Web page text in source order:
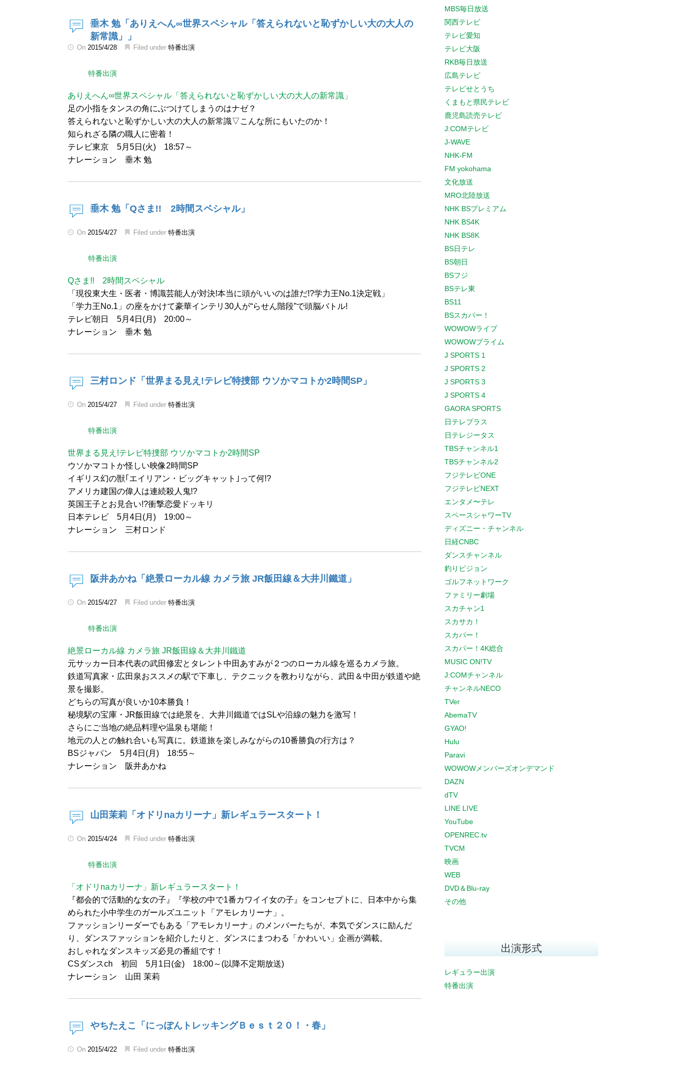
垂木 勉「ありえへん∞世界スペシャル「答えられないと恥ずかしい大の大人の
新常識」」
On 2015/4/28 Filed under 特番出演
特番出演
ありえへん∞世界スペシャル「答えられないと恥ずかしい大の大人の新常識」
足の小指をタンスの角にぶつけてしまうのはナゼ？
答えられないと恥ずかしい大の大人の新常識▽こんな所にもいたのか！
知られざる隣の職人に密着！
テレビ東京 5月5日(火) 18:57～
ナレーション 垂木 勉
垂木 勉「Qさま!! 2時間スペシャル」
On 2015/4/27 Filed under 特番出演
特番出演
Qさま!! 2時間スペシャル
「現役東大生・医者・博識芸能人が対決!本当に頭がいいのは誰だ!?学力王No.1決定戦」
「学力王No.1」の座をかけて豪華インテリ30人が“らせん階段”で頭脳バトル!
テレビ朝日 5月4日(月) 20:00～
ナレーション 垂木 勉
三村ロンド「世界まる見え!テレビ特捜部 ウソかマコトか2時間SP」
On 2015/4/27 Filed under 特番出演
特番出演
世界まる見え!テレビ特捜部 ウソかマコトか2時間SP
ウソかマコトか怪しい映像2時間SP
イギリス幻の獣｢エイリアン・ビッグキャット｣って何!?
アメリカ建国の偉人は連続殺人鬼!?
英国王子とお見合い!?衝撃恋愛ドッキリ
日本テレビ 5月4日(月) 19:00～
ナレーション 三村ロンド
阪井あかね「絶景ローカル線 カメラ旅 JR飯田線＆大井川鐵道」
On 2015/4/27 Filed under 特番出演
特番出演
絶景ローカル線 カメラ旅 JR飯田線＆大井川鐵道
元サッカー日本代表の武田修宏とタレント中田あすみが２つのローカル線を巡るカメラ旅。
鉄道写真家・広田泉おススメの駅で下車し、テクニックを教わりながら、武田＆中田が鉄道や絶
景を撮影。
どちらの写真が良いか10本勝負！
秘境駅の宝庫・JR飯田線では絶景を、大井川鐵道ではSLや沿線の魅力を激写！
さらにご当地の絶品料理や温泉も堪能！
地元の人との触れ合いも写真に。鉄道旅を楽しみながらの10番勝負の行方は？
BSジャパン 5月4日(月) 18:55～
ナレーション 阪井あかね
山田茉莉「オドリnaカリーナ」新レギュラースタート！
On 2015/4/24 Filed under 特番出演
特番出演
「オドリnaカリーナ」新レギュラースタート！
『都会的で活動的な女の子』『学校の中で1番カワイイ女の子』をコンセプトに、日本中から集
められた小中学生のガールズユニット「アモレカリーナ」。
ファッションリーダーでもある「アモレカリーナ」のメンバーたちが、本気でダンスに励んだ
り、ダンスファッションを紹介したりと、ダンスにまつわる「かわいい」企画が満載。
おしゃれなダンスキッズ必見の番組です！
CSダンスch 初回 5月1日(金) 18:00～(以降不定期放送)
ナレーション 山田 茉莉
やちたえこ「にっぽんトレッキングＢｅｓｔ２０！・春」
On 2015/4/22 Filed under 特番出演
MBS毎日放送
関西テレビ
テレビ愛知
テレビ大阪
RKB毎日放送
広島テレビ
テレビせとうち
くまもと県民テレビ
鹿児島読売テレビ
J:COMテレビ
J-WAVE
NHK-FM
FM yokohama
文化放送
MRO北陸放送
NHK BSプレミアム
NHK BS4K
NHK BS8K
BS日テレ
BS朝日
BSフジ
BSテレ東
BS11
BSスカパー！
WOWOWライブ
WOWOWプライム
J SPORTS 1
J SPORTS 2
J SPORTS 3
J SPORTS 4
GAORA SPORTS
日テレプラス
日テレジータス
TBSチャンネル1
TBSチャンネル2
フジテレビONE
フジテレビNEXT
エンタメ〜テレ
スペースシャワーTV
ディズニー・チャンネル
日経CNBC
ダンスチャンネル
釣りビジョン
ゴルフネットワーク
ファミリー劇場
スカチャン1
スカサカ！
スカパー！
スカパー！4K総合
MUSIC ON!TV
J:COMチャンネル
チャンネルNECO
TVer
AbemaTV
GYAO!
Hulu
Paravi
WOWOWメンバーズオンデマンド
DAZN
dTV
LINE LIVE
YouTube
OPENREC.tv
TVCM
映画
WEB
DVD＆Blu-ray
その他
出演形式
レギュラー出演
特番出演